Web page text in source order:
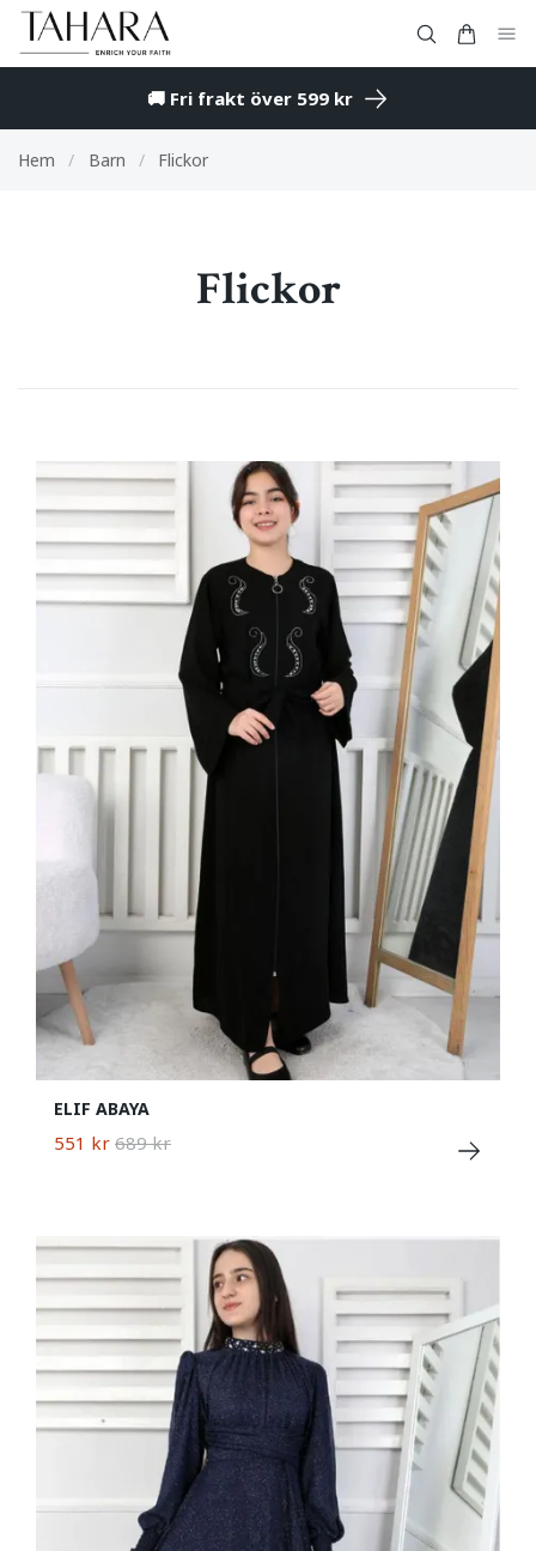
🚚 Fri frakt över 599 kr
Hem / Barn / Flickor
Flickor
ELIF ABAYA
551 kr 689 kr